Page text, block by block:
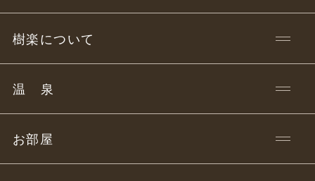
樹楽について
温 泉
お部屋